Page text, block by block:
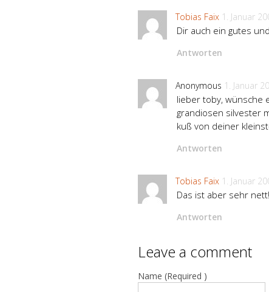
Tobias Faix 1. Januar
Dir auch ein gutes
Antworten
Anonymous 1. Januar
lieber toby, wünsche
grandiosen silvester
kuß von deiner
Antworten
Tobias Faix 1. Januar
Das ist aber sehr
Antworten
Leave a comment
Name (Required )